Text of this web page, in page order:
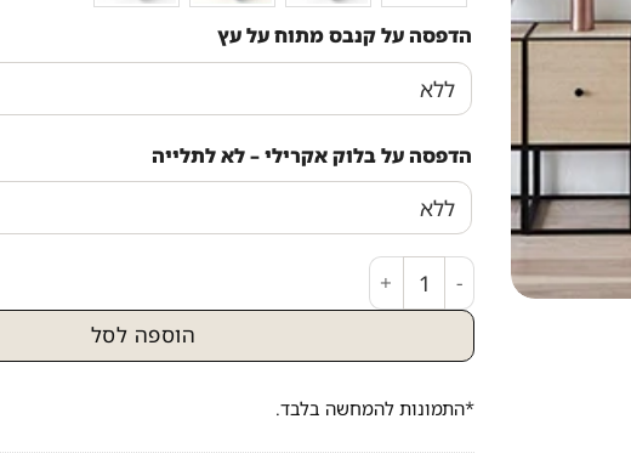
הדפסה על קנבס מתוח על עץ
הדפסה על בלוק אקרילי – לא לתלייה
הוספה לסל
*התמונות להמחשה בלבד.